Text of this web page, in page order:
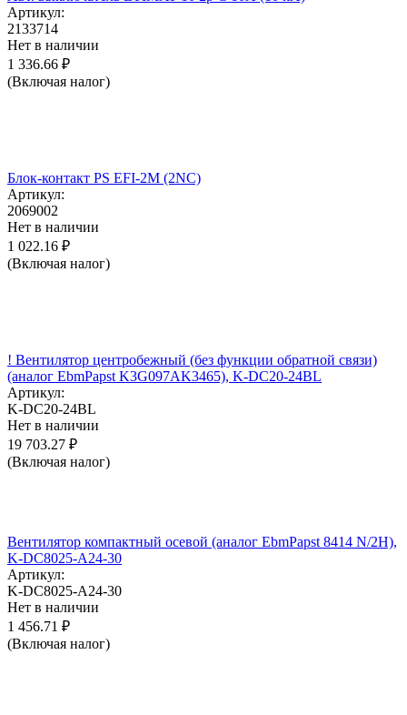
Артикул:
2133714
Нет в наличии
1 336.66 ₽
(Включая налог)
Блок-контакт PS EFI-2M (2NC)
Артикул:
2069002
Нет в наличии
1 022.16 ₽
(Включая налог)
! Вентилятор центробежный (без функции обратной связи)
(аналог EbmPapst K3G097AK3465), K-DC20-24BL
Артикул:
K-DC20-24BL
Нет в наличии
19 703.27 ₽
(Включая налог)
Вентилятор компактный осевой (аналог EbmPapst 8414 N/2H),
K-DC8025-A24-30
Артикул:
K-DC8025-A24-30
Нет в наличии
1 456.71 ₽
(Включая налог)